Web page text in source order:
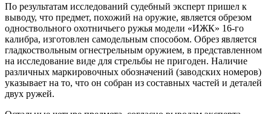
По результатам исследований судебный эксперт пришел к
выводу, что предмет, похожий на оружие, является обрезом
одноствольного охотничьего ружья модели «ИЖК» 16-го
калибра, изготовлен самодельным способом. Обрез является
гладкоствольным огнестрельным оружием, в представленном
на исследование виде для стрельбы не пригоден. Наличие
различных маркировочных обозначений (заводских номеров)
указывает на то, что он собран из составных частей и деталей
двух ружей.